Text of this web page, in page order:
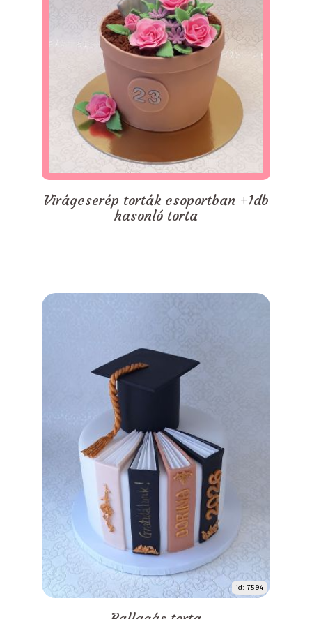
Virágcserép torták csoportban +1db
hasonló torta
id: 7594